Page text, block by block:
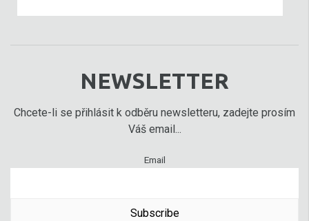
NEWSLETTER
Chcete-li se přihlásit k odběru newsletteru, zadejte prosím
Váš email...
Email
Subscribe